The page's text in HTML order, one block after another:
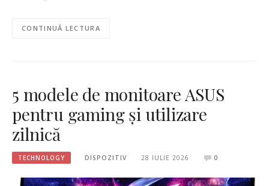
CONTINUĂ LECTURA
5 modele de monitoare ASUS
pentru gaming și utilizare
zilnică
TECHNOLOGY DISPOZITIV 28 IULIE 2026 0